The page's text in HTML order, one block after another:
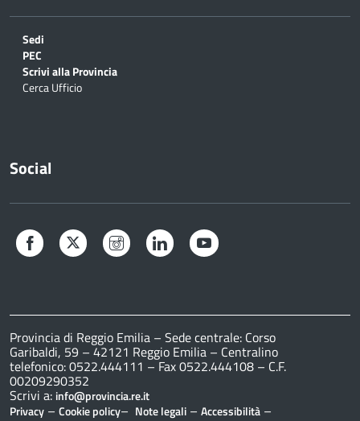
Sedi
PEC
Scrivi alla Provincia
Cerca Ufficio
Social
Facebook Twitter Instagram LinkedIn
Provincia di Reggio Emilia – Sede centrale: Corso
Garibaldi, 59 – 42121 Reggio Emilia – Centralino
telefonico: 0522.444111 – Fax 0522.444108 – C.F.
00209290352
Scrivi a: info@provincia.re.it
Privacy – Cookie policy– Note legali – Accessibilità –